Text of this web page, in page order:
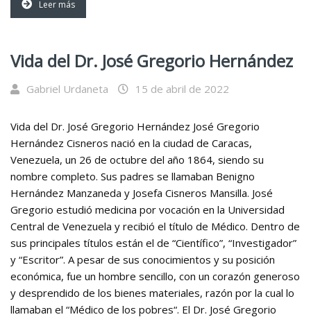
Leer más
Vida del Dr. José Gregorio Hernández
Gabriel Urdaneta 15 de abril de 2022
Vida del Dr. José Gregorio Hernández José Gregorio
Hernández Cisneros nació en la ciudad de Caracas,
Venezuela, un 26 de octubre del año 1864, siendo su
nombre completo. Sus padres se llamaban Benigno
Hernández Manzaneda y Josefa Cisneros Mansilla. José
Gregorio estudió medicina por vocación en la Universidad
Central de Venezuela y recibió el título de Médico. Dentro de
sus principales títulos están el de “Científico”, “Investigador”
y “Escritor”. A pesar de sus conocimientos y su posición
económica, fue un hombre sencillo, con un corazón generoso
y desprendido de los bienes materiales, razón por la cual lo
llamaban el “Médico de los pobres“. El Dr. José Gregorio